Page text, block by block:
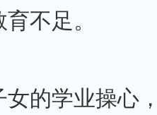
不足。
女的学业操心